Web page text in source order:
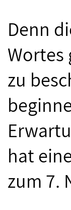
Denn
Wortes
zu
hat
zum 7.